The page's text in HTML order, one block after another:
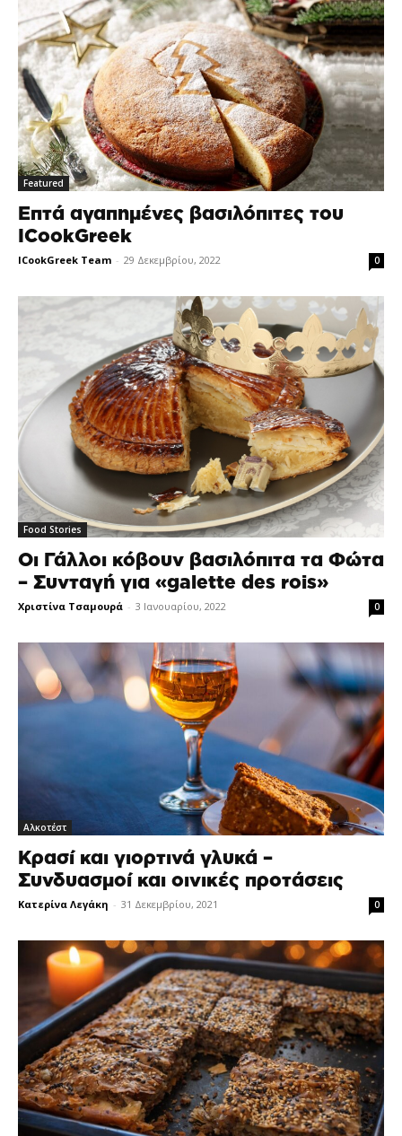
Featured
Επτά αγαπημένες βασιλόπιτες του
ICookGreek
ICookGreek Team - 29 Δεκεμβρίου, 2022 0
Food Stories
Οι Γάλλοι κόβουν βασιλόπιτα τα Φώτα
– Συνταγή για «galette des rois»
Χριστίνα Τσαμουρά - 3 Ιανουαρίου, 2022 0
Αλκοτέστ
Κρασί και γιορτινά γλυκά –
Συνδυασμοί και οινικές προτάσεις
Κατερίνα Λεγάκη - 31 Δεκεμβρίου, 2021 0